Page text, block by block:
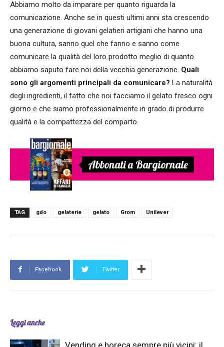
Abbiamo molto da imparare per quanto riguarda la
comunicazione. Anche se in questi ultimi anni sta crescendo
una generazione di giovani gelatieri artigiani che hanno una
buona cultura, sanno quel che fanno e sanno come
comunicare la qualità del loro prodotto meglio di quanto
abbiamo saputo fare noi della vecchia generazione. Quali
sono gli argomenti principali da comunicare? La naturalità
degli ingredienti, il fatto che noi facciamo il gelato fresco ogni
giorno e che siamo professionalmente in grado di produrre
qualità e la compattezza del comparto.
Abbonati a Bargiornale
TAG gdo gelaterie gelato Grom Unilever
Facebook Twitter
Leggi anche